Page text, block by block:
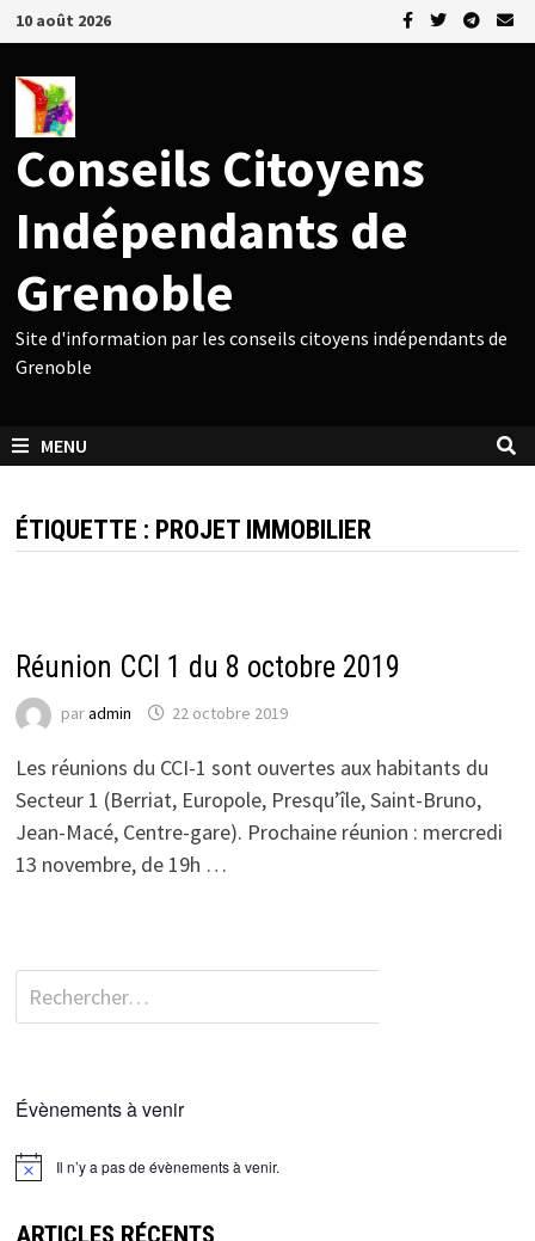
Passer
au
contenu
10 août 2026
Conseils Citoyens
Indépendants de
Grenoble
Site d'information par les conseils citoyens indépendants de
Grenoble
MENU
ÉTIQUETTE : PROJET IMMOBILIER
Réunion CCI 1 du 8 octobre 2019
paradmin 22 octobre 2019
Les réunions du CCI-1 sont ouvertes aux habitants du
Secteur 1 (Berriat, Europole, Presqu’île, Saint-Bruno,
Jean-Macé, Centre-gare). Prochaine réunion : mercredi
13 novembre, de 19h …
Rechercher :
Évènements à venir
Il n’y a pas de évènements à venir.
ARTICLES RÉCENTS